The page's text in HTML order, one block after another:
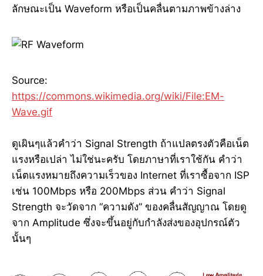
ลักษณะเป็น Waveform หรือเป็นคลื่นตามภาพข้างล่าง
Source:
https://commons.wikimedia.org/wiki/File:EM-
Wave.gif
ดูเผินๆแล้วคำว่า Signal Strength ถ้าแปลตรงตัวคือเน็ต
แรงหรือเปล่า ไม่ใช่นะครับ โดยภาษาที่เราใช้กัน คำว่า
เน็ตแรงหมายถึงความเร็วของ Internet ที่เราซื้อจาก ISP
เช่น 100Mbps หรือ 200Mbps ส่วน คำว่า Signal
Strength จะวัดจาก “ความดัง” ของคลื่นสัญญาณ โดยดู
จาก Amplitude ซึ่งจะขึ้นอยู่กับกำลังส่งของอุปกรณ์ตัว
นั้นๆ